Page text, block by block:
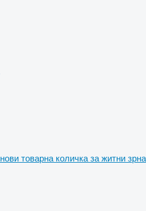
нови товарна количка за житни зрна